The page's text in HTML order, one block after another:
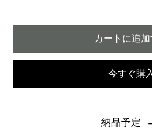
カートに追加
今すぐ購
納品予定